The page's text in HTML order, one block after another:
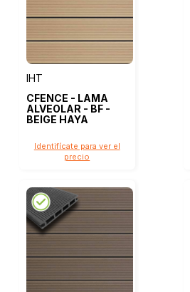
IHT
CFENCE - LAMA
ALVEOLAR - BF -
BEIGE HAYA
Identifícate para ver el
precio